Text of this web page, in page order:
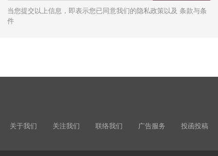
当您提交以上信息，即表示您已同意我们的隐私政策以及 条款与条
件
关于我们 关注我们 联络我们 广告服务 投函投稿